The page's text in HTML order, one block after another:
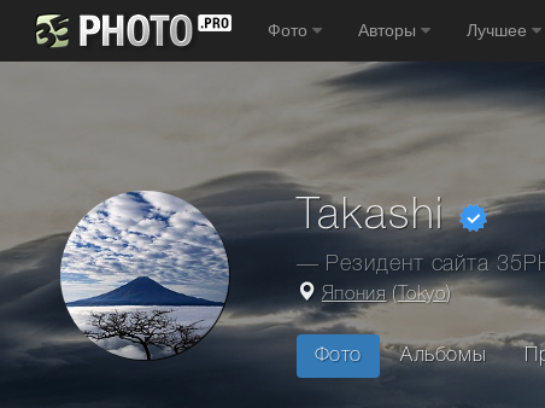
Фото Авторы Лучшее
Takashi
— Резидент сайта
Япония(Tokyo)
Фото Альбомы